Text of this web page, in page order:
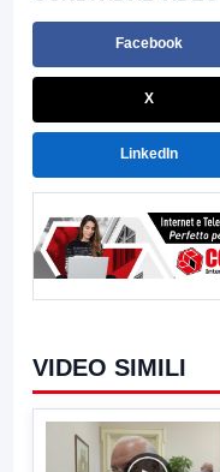
Facebook
X
LinkedIn
VIDEO SIMILI